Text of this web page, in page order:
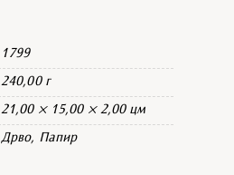
1799
240,00 г
21,00 × 15,00 × 2,00 цм
Дрво, Папир